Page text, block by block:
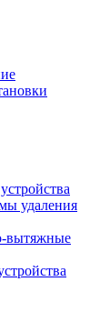
удаления
вытяжные